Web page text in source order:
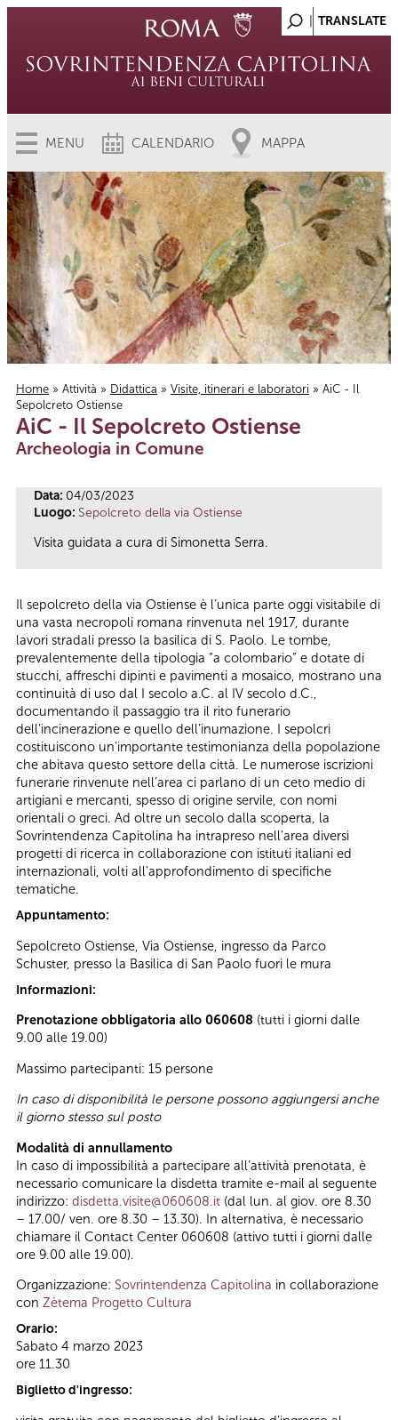
MENU CALENDARIO MAPPA
Tu sei qui
Home » Attività » Didattica » Visite, itinerari e laboratori » AiC - Il
Sepolcreto Ostiense
AiC - Il Sepolcreto Ostiense
Archeologia in Comune
Data: 04/03/2023
Luogo: Sepolcreto della via Ostiense
Visita guidata a cura di Simonetta Serra.
Il sepolcreto della via Ostiense è l’unica parte oggi visitabile di
una vasta necropoli romana rinvenuta nel 1917, durante
lavori stradali presso la basilica di S. Paolo. Le tombe,
prevalentemente della tipologia “a colombario” e dotate di
stucchi, affreschi dipinti e pavimenti a mosaico, mostrano una
continuità di uso dal I secolo a.C. al IV secolo d.C.,
documentando il passaggio tra il rito funerario
dell’incinerazione e quello dell’inumazione. I sepolcri
costituiscono un’importante testimonianza della popolazione
che abitava questo settore della città. Le numerose iscrizioni
funerarie rinvenute nell’area ci parlano di un ceto medio di
artigiani e mercanti, spesso di origine servile, con nomi
orientali o greci. Ad oltre un secolo dalla scoperta, la
Sovrintendenza Capitolina ha intrapreso nell'area diversi
progetti di ricerca in collaborazione con istituti italiani ed
internazionali, volti all'approfondimento di specifiche
tematiche.
Appuntamento:
Sepolcreto Ostiense, Via Ostiense, ingresso da Parco
Schuster, presso la Basilica di San Paolo fuori le mura
Informazioni:
Prenotazione obbligatoria allo 060608 (tutti i giorni dalle
9.00 alle 19.00)
Massimo partecipanti: 15 persone
In caso di disponibilità le persone possono aggiungersi anche
il giorno stesso sul posto
Modalità di annullamento
In caso di impossibilità a partecipare all’attività prenotata, è
necessario comunicare la disdetta tramite e-mail al seguente
indirizzo: disdetta.visite@060608.it (dal lun. al giov. ore 8.30
– 17.00/ ven. ore 8.30 – 13.30). In alternativa, è necessario
chiamare il Contact Center 060608 (attivo tutti i giorni dalle
ore 9.00 alle 19.00).
Organizzazione: Sovrintendenza Capitolina in collaborazione
con Zètema Progetto Cultura
Orario:
Sabato 4 marzo 2023
ore 11.30
Biglietto d'ingresso: